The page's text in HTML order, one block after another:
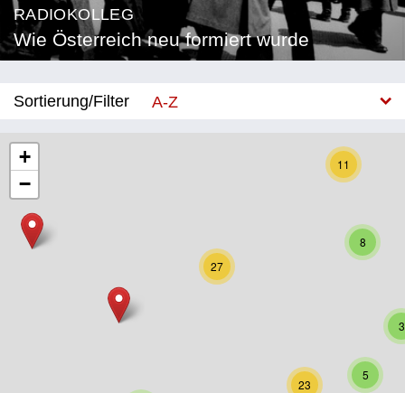
RADIOKOLLEG
Wie Österreich neu formiert wurde
Sortierung/Filter
A-Z
Kärnten
8
23
27
3
11
5
+
−